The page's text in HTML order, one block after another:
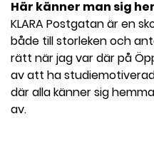
Här känner man sig
KLARA Postgatan är en
både till storleken och
rätt när jag var där på
av att ha
där alla känner sig
av.